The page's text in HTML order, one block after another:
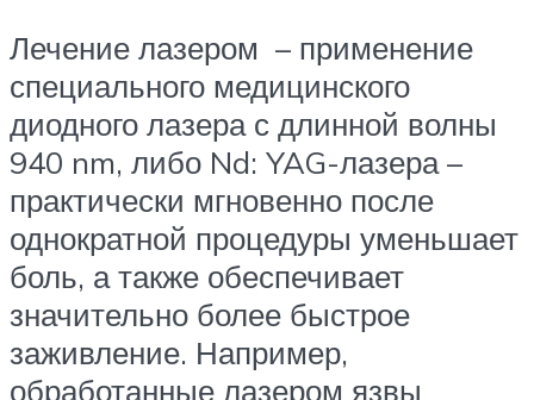
Лечение лазером – применение
специального медицинского
диодного лазера с длинной волны
940 nm, либо Nd: YAG-лазера –
практически мгновенно после
однократной процедуры уменьшает
боль, а также обеспечивает
значительно более быстрое
заживление. Например,
обработанные лазером язвы